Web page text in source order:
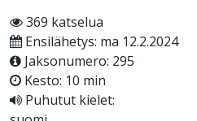
369 katselua
Ensilähetys: ma 12.2.2024
Jaksonumero: 295
Kesto: 10 min
Puhutut kielet: